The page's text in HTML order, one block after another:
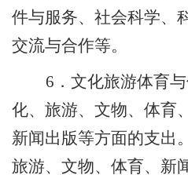
件与服务、社会科学、
交流与合作等。
6 ．文化旅游体育
化、旅游、文物、体育
新闻出版等方面的支出
旅游、文物、体育、新